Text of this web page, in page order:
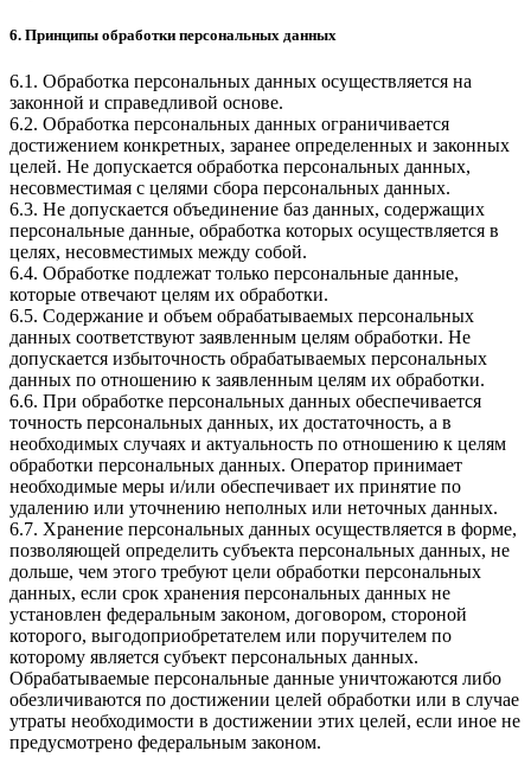
6. Принципы обработки персональных данных
6.1. Обработка персональных данных осуществляется на
законной и справедливой основе.
6.2. Обработка персональных данных ограничивается
достижением конкретных, заранее определенных и законных
целей. Не допускается обработка персональных данных,
несовместимая с целями сбора персональных данных.
6.3. Не допускается объединение баз данных, содержащих
персональные данные, обработка которых осуществляется в
целях, несовместимых между собой.
6.4. Обработке подлежат только персональные данные,
которые отвечают целям их обработки.
6.5. Содержание и объем обрабатываемых персональных
данных соответствуют заявленным целям обработки. Не
допускается избыточность обрабатываемых персональных
данных по отношению к заявленным целям их обработки.
6.6. При обработке персональных данных обеспечивается
точность персональных данных, их достаточность, а в
необходимых случаях и актуальность по отношению к целям
обработки персональных данных. Оператор принимает
необходимые меры и/или обеспечивает их принятие по
удалению или уточнению неполных или неточных данных.
6.7. Хранение персональных данных осуществляется в форме,
позволяющей определить субъекта персональных данных, не
дольше, чем этого требуют цели обработки персональных
данных, если срок хранения персональных данных не
установлен федеральным законом, договором, стороной
которого, выгодоприобретателем или поручителем по
которому является субъект персональных данных.
Обрабатываемые персональные данные уничтожаются либо
обезличиваются по достижении целей обработки или в случае
утраты необходимости в достижении этих целей, если иное не
предусмотрено федеральным законом.